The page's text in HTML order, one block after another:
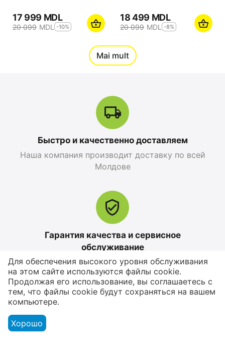
17 999 MDL
20 099 MDL -10%
18 499 MDL
20 099 MDL -8%
Apple iPhone 17 Pro
Apple iPhone 17 Pro
256 GB, Blue Deep
în stoc
25 499
Mai mult
Быстро и качественно доставляем
Наша компания производит доставку по всей
Молдове
Гарантия качества и сервисное
обслуживание
Мы предлагаем только те товары, в качестве
которых мы уверены
Для обеспечения высокого уровня обслуживания
на этом сайте используются файлы cookie.
Продолжая его использование, вы соглашаетесь с
тем, что файлы cookie будут сохраняться на вашем
компьютере.
Хорошо